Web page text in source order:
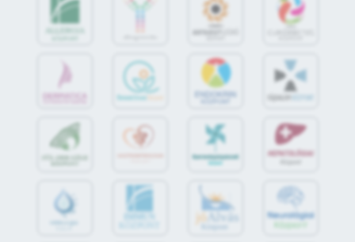
jó Alvás